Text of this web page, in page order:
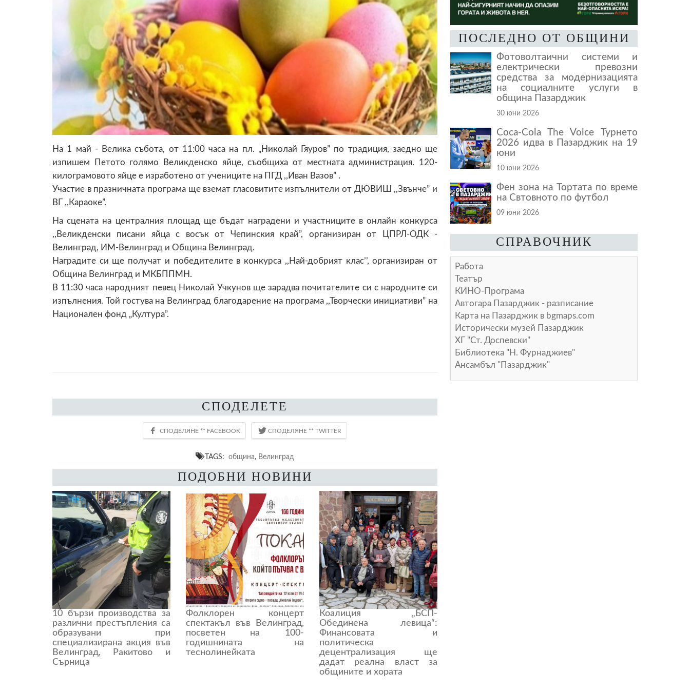
На 1 май - Велика събота, от 11:00 часа на пл. „Николай Гяуров” по традиция, заедно ще
изпишем Петото голямо Великденско яйце, съобщиха от местната администрация. 120-
килограмовото яйце е изработено от учениците на ПГД ,,Иван Вазов” .
Участие в празничната програма ще вземат гласовитите изпълнители от ДЮВИШ ,,Звънче” и
ВГ ,,Караоке”.
На сцената на централния площад ще бъдат наградени и участниците в онлайн конкурса
,,Великденски писани яйца с восък от Чепинския край”, организиран от ЦПРЛ-ОДК -
Велинград, ИМ-Велинград и Община Велинград.
Наградите си ще получат и победителите в конкурса ,,Най-добрият клас’’, организиран от
Община Велинград и МКБППМН.
В 11:30 часа народният певец Николай Учкунов ще зарадва почитателите си с народните си
изпълнения. Той гостува на Велинград благодарение на програма ,,Творчески инициативи” на
Национален фонд „Култура”.
СПОДЕЛЕТЕ
TAGS: община, Велинград
ПОДОБНИ НОВИНИ
10 бързи производства за
различни престъпления са
образувани при
специализирана акция във
Велинград, Ракитово и
Сърница
Фолклорен концерт
спектакъл във Велинград,
посветен на 100-
годишнината на
теснолинейката
Коалиция „БСП-
Обединена левица“:
Финансовата и
политическа
децентрализация ще
дадат реална власт за
общините и хората
ПОСЛЕДНО ОТ ОБЩИНИ
Фотоволтаични системи и
електрически превозни
средства за модернизацията
на социалните услуги в
община Пазарджик
30 юни 2026
Coca-Cola The Voice Турнето
2026 идва в Пазарджик на 19
юни
10 юни 2026
Фен зона на Тортата по време
на Свтовното по футбол
09 юни 2026
СПРАВОЧНИК
Работа
Театър
КИНО-Програма
Автогара Пазарджик - разписание
Карта на Пазарджик в bgmaps.com
Исторически музей Пазарджик
ХГ "Ст. Доспевски"
Библиотека "Н. Фурнаджиев"
Ансамбъл "Пазарджик"